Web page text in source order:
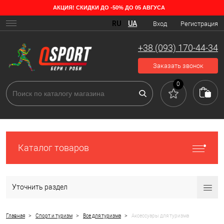
Разновидности аксессуаров для туризма
Чтобы подготовиться к походу на природу, вам ну подобрать
включает в себя множество вещей первой необходимости –
правильную одежду, обувь, головной убор, палатку, спальник,
каремат, посуду. Но для комфорта нужны дополнительные
аксессуары, чтобы отдохнуть с удовольствием даже зимой. Это
надувные шезлонги и подушки, зонты и накидки от дождя,
раскладные стулья и столики и тому подобное.
АКЦИЯ! СКИДКИ ДО -50% ДО 05 АВГУСА
Вход Регистрация
RU UA
+38 (093) 170-44-34
Заказать звонок
0
Каталог товаров
Уточнить раздел
Главная > Спорт и туризм > Все для туризма > Аксессуары для туризма